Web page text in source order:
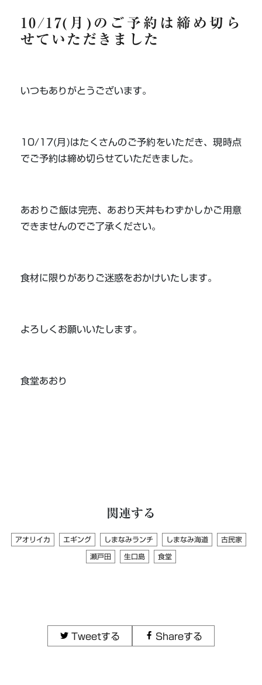
10/17(月)のご予約は締め切ら
せていただきました
いつもありがとうございます。
10/17(月)はたくさんのご予約をいただき、現時点
でご予約は締め切らせていただきました。
あおりご飯は完売、あおり天丼もわずかしかご用意
できませんのでご了承ください。
食材に限りがありご迷惑をおかけいたします。
よろしくお願いいたします。
食堂あおり
関連する
アオリイカ エギング しまなみランチ しまなみ海道 古民家
瀬戸田 生口島 食堂
Tweetする Shareする